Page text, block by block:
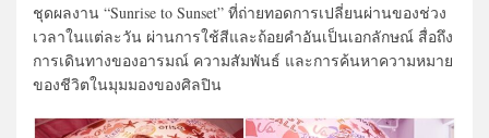
ชุดผลงาน “Sunrise to Sunset” ที่ถ่ายทอดการเปลี่ยนผ่านของช่วง
เวลาในแต่ละวัน ผ่านการใช้สีและถ้อยคำอันเป็นเอกลักษณ์ สื่อถึง
การเดินทางของอารมณ์ ความสัมพันธ์ และการค้นหาความหมาย
ของชีวิตในมุมมองของศิลปิน